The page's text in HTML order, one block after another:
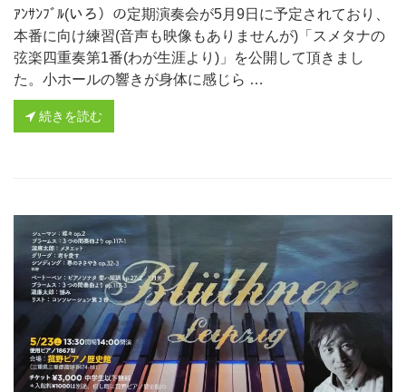
ｱﾝｻﾝﾌﾞﾙ(いろ）の定期演奏会が5月9日に予定されており、
本番に向け練習(音声も映像もありませんが)「スメタナの
弦楽四重奏第1番(わが生涯より)」を公開して頂きまし
た。小ホールの響きが身体に感じら …
続きを読む